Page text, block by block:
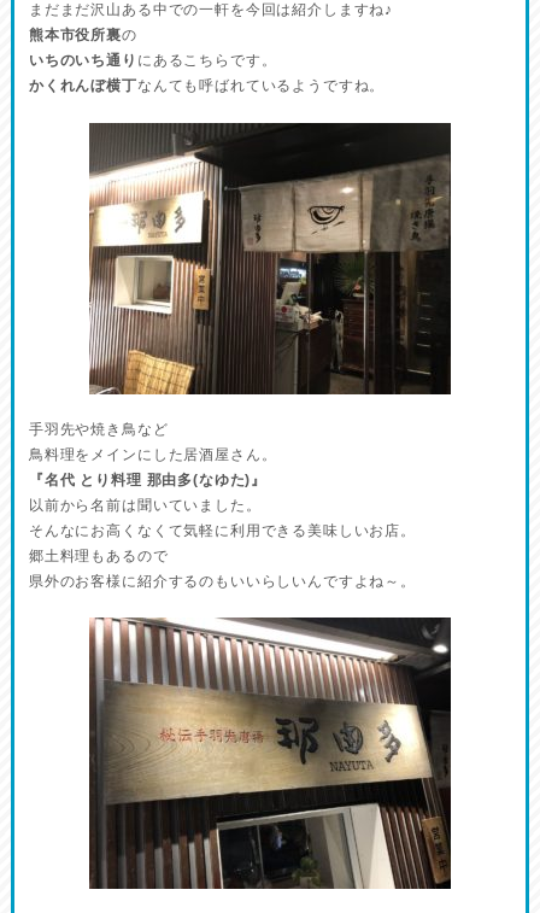
まだまだ沢山ある中での一軒を今回は紹介しますね♪
熊本市役所裏の
いちのいち通り にあるこちらです。
かくれんぼ横丁なんても呼ばれているようですね。
手羽先や焼き鳥など
鳥料理をメインにした居酒屋さん。
『名代 とり料理 那由多(なゆた)』
以前から名前は聞いていました。
そんなにお高くなくて気軽に利用できる美味しいお店。
郷土料理もあるので
県外のお客様に紹介するのもいいらしいんですよね～。